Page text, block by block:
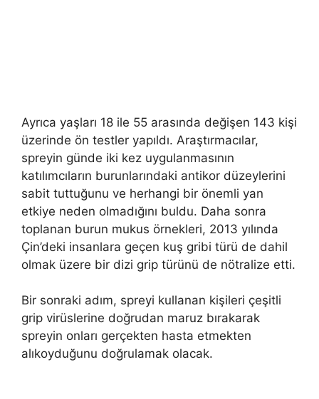
Ayrıca yaşları 18 ile 55 arasında değişen 143 kişi
üzerinde ön testler yapıldı. Araştırmacılar,
spreyin günde iki kez uygulanmasının
katılımcıların burunlarındaki antikor düzeylerini
sabit tuttuğunu ve herhangi bir önemli yan
etkiye neden olmadığını buldu. Daha sonra
toplanan burun mukus örnekleri, 2013 yılında
Çin’deki insanlara geçen kuş gribi türü de dahil
olmak üzere bir dizi grip türünü de nötralize etti.
Bir sonraki adım, spreyi kullanan kişileri çeşitli
grip virüslerine doğrudan maruz bırakarak
spreyin onları gerçekten hasta etmekten
alıkoyduğunu doğrulamak olacak.